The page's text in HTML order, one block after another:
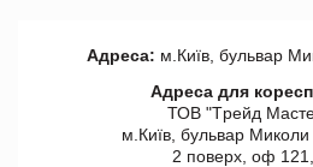
Адреса: м.Київ, бульвар
Адреса для
ТОВ "Tрейд
м.Київ, бульвар Миколи
2 поверх, оф